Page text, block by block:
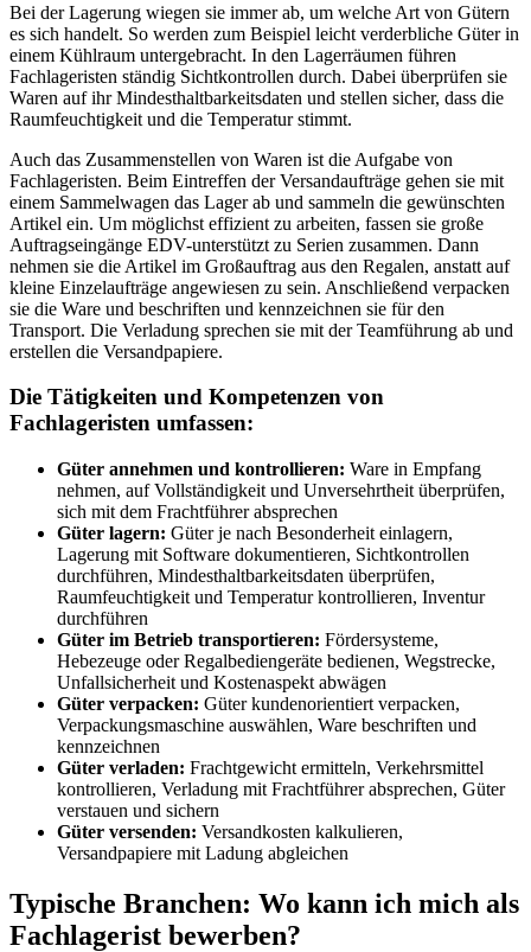
Bei der Lagerung wiegen sie immer ab, um welche Art von Gütern
es sich handelt. So werden zum Beispiel leicht verderbliche Güter in
einem Kühlraum untergebracht. In den Lagerräumen führen
Fachlageristen ständig Sichtkontrollen durch. Dabei überprüfen sie
Waren auf ihr Mindesthaltbarkeitsdaten und stellen sicher, dass die
Raumfeuchtigkeit und die Temperatur stimmt.
Auch das Zusammenstellen von Waren ist die Aufgabe von
Fachlageristen. Beim Eintreffen der Versandaufträge gehen sie mit
einem Sammelwagen das Lager ab und sammeln die gewünschten
Artikel ein. Um möglichst effizient zu arbeiten, fassen sie große
Auftragseingänge EDV-unterstützt zu Serien zusammen. Dann
nehmen sie die Artikel im Großauftrag aus den Regalen, anstatt auf
kleine Einzelaufträge angewiesen zu sein. Anschließend verpacken
sie die Ware und beschriften und kennzeichnen sie für den
Transport. Die Verladung sprechen sie mit der Teamführung ab und
erstellen die Versandpapiere.
Die Tätigkeiten und Kompetenzen von
Fachlageristen umfassen:
Güter annehmen und kontrollieren: Ware in Empfang
nehmen, auf Vollständigkeit und Unversehrtheit überprüfen,
sich mit dem Frachtführer absprechen
Güter lagern: Güter je nach Besonderheit einlagern,
Lagerung mit Software dokumentieren, Sichtkontrollen
durchführen, Mindesthaltbarkeitsdaten überprüfen,
Raumfeuchtigkeit und Temperatur kontrollieren, Inventur
durchführen
Güter im Betrieb transportieren: Fördersysteme,
Hebezeuge oder Regalbediengeräte bedienen, Wegstrecke,
Unfallsicherheit und Kostenaspekt abwägen
Güter verpacken: Güter kundenorientiert verpacken,
Verpackungsmaschine auswählen, Ware beschriften und
kennzeichnen
Güter verladen: Frachtgewicht ermitteln, Verkehrsmittel
kontrollieren, Verladung mit Frachtführer absprechen, Güter
verstauen und sichern
Güter versenden: Versandkosten kalkulieren,
Versandpapiere mit Ladung abgleichen
Typische Branchen: Wo kann ich mich als
Fachlagerist bewerben?